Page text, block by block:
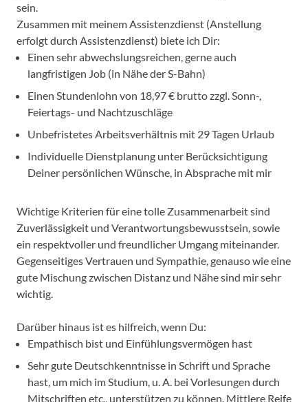
sein.
Zusammen mit meinem Assistenzdienst (Anstellung
erfolgt durch Assistenzdienst) biete ich Dir:
Einen sehr abwechslungsreichen, gerne auch
langfristigen Job (in Nähe der S-Bahn)
Einen Stundenlohn von 18,97 € brutto zzgl. Sonn-,
Feiertags- und Nachtzuschläge
Unbefristetes Arbeitsverhältnis mit 29 Tagen Urlaub
Individuelle Dienstplanung unter Berücksichtigung
Deiner persönlichen Wünsche, in Absprache mit mir
Wichtige Kriterien für eine tolle Zusammenarbeit sind
Zuverlässigkeit und Verantwortungsbewusstsein, sowie
ein respektvoller und freundlicher Umgang miteinander.
Gegenseitiges Vertrauen und Sympathie, genauso wie eine
gute Mischung zwischen Distanz und Nähe sind mir sehr
wichtig.
Darüber hinaus ist es hilfreich, wenn Du:
Empathisch bist und Einfühlungsvermögen hast
Sehr gute Deutschkenntnisse in Schrift und Sprache
hast, um mich im Studium, u. A. bei Vorlesungen durch
Mitschriften etc., unterstützen zu können. Mittlere Reife